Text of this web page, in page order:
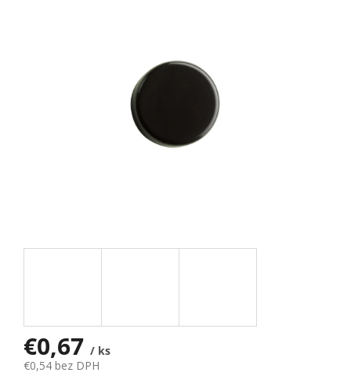
€0,67 / ks
€0,54 bez DPH